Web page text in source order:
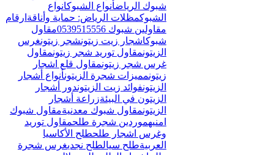
شبوك الرياضأنواع الشبوكانواع
الشبوكمظلات الرياض: حماية وأناقة ارقام
مقاولين شبوك 0539515556
مقاول
شبوكاشجار زيت زيتونشجر زيتونغرس
الزيتونمقاول توريد شجر زيتونمقاول
غرس شجر زيتونمقاول قلع اشجار
زيتونمميزات شجرة الزيتونأنواع أشجار
الزيتونفوائد زيت الزيتوندور أشجار
الزيتون في البيئةزراعة أشجار
الزيتونمقاول شبوك معدنيةمقاول شبوك
امنيهموردين شجرة طلحمقاول توريد
وغرس اشجار طلحطلح الأكاسيا
العربيةطلح سيالطلح نجديغرس شجرة